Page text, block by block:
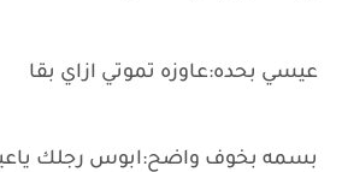
عيسي بحده:عاوزه تموتي ازاي بقا
بسمه بخوف واضح:ابوس رجلك